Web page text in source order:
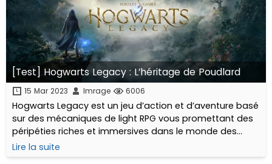
[Test] Hogwarts Legacy : L’héritage de Poudlard
15 Mar 2023 Imrage 6006
Hogwarts Legacy est un jeu d’action et d’aventure basé
sur des mécaniques de light RPG vous promettant des
péripéties riches et immersives dans le monde des
sorciers. Vous attendiez une description moins
générique ?...
Lire la suite